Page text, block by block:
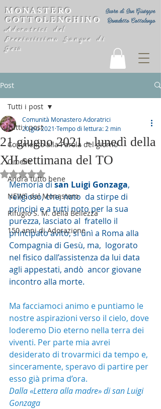
Suore di San Giuseppe
Benedetto Cottolengo
MONASTERO
COTTOLENGHINO
Adoratrici del
Preziosissimo Sangue di
Gesù
Post
Tutti i post
Commento alla Parola del giorno
Omelie
Andrà tutto bene
NEWS dal Monastero
Rifugio S. M. della Bellezza
150 anni di Adorazione
Tutti i post
21 giugno 2021 - lunedì della
XII settimana del TO
Comunità Monastero Adoratrici
20 giu 2021 Tempo di lettura: 2 min
Valutazione NaN stelle su 5.
Memoria di san Luigi Gonzaga,
religioso, che, nato  da stirpe di
principi e a tutti noto per la sua
purezza, lasciato al  fratello il
principato avito, si unì a Roma alla
Compagnia di Gesù, ma,  logorato
nel fisico dall’assistenza da lui data
agli appestati, andò  ancor giovane
incontro alla morte.
Ma facciamoci animo e puntiamo le
nostre aspirazioni verso il cielo, dove
loderemo Dio eterno nella terra dei
viventi. Per parte mia avrei
desiderato di trovarmici da tempo e,
sinceramente, speravo di partire per
esso già prima d’ora.
Dalla «Lettera alla madre» di san Luigi
Gonzaga